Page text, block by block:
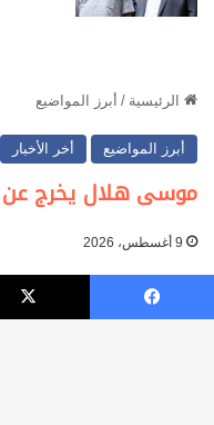
فيسبوك ‫X